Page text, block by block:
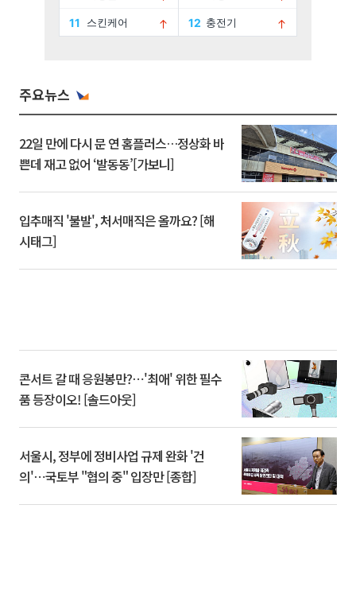
주요뉴스
22일 만에 다시 문 연 홈플러스…정상화 바
쁜데 재고 없어 ‘발동동’[가보니]
입추매직 '불발', 처서매직은 올까요? [해
시태그]
콘서트 갈 때 응원봉만?⋯'최애' 위한 필수
품 등장이오! [솔드아웃]
서울시, 정부에 정비사업 규제 완화 '건
의'⋯국토부 "협의 중" 입장만 [종합]